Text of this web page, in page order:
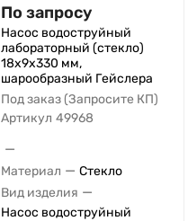
По запросу
Насос водоструйный
лабораторный (стекло)
18х9х330 мм,
шарообразный Гейслера
Под заказ (Запросите КП)
Артикул 49968
—
Материал — Стекло
Вид изделия —
Насос водоструйный